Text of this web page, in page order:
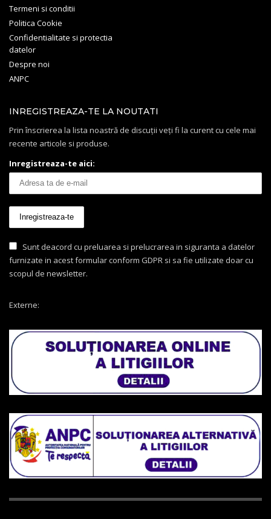
Termeni si conditii
Politica Cookie
Confidentialitate si protectia
datelor
Despre noi
ANPC
INREGISTREAZA-TE LA NOUTATI
Prin înscrierea la lista noastră de discuții veți fi la curent cu cele mai
recente articole si produse.
Inregistreaza-te aici:
Sunt deacord cu preluarea si prelucrarea in siguranta a datelor
furnizate in acest formular conform GDPR si sa fie utilizate doar cu
scopul de newsletter.
Externe: